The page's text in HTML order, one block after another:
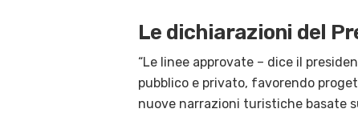
Le dichiarazioni del
“Le linee approvate – dice il
pubblico e privato, favorendo
nuove narrazioni turistiche basate